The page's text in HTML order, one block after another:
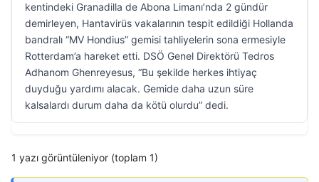
kentindeki Granadilla de Abona Limanı’nda 2 gündür
demirleyen, Hantavirüs vakalarının tespit edildiği Hollanda
bandralı “MV Hondius” gemisi tahliyelerin sona ermesiyle
Rotterdam’a hareket etti. DSÖ Genel Direktörü Tedros
Adhanom Ghenreyesus, “Bu şekilde herkes ihtiyaç
duyduğu yardımı alacak. Gemide daha uzun süre
kalsalardı durum daha da kötü olurdu” dedi.
1 yazı görüntüleniyor (toplam 1)